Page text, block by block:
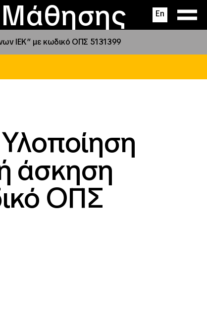
Μάθησης En
ΙΕΚ” με κωδικό ΟΠΣ 5131399
άσκηση
ΟΠΣ